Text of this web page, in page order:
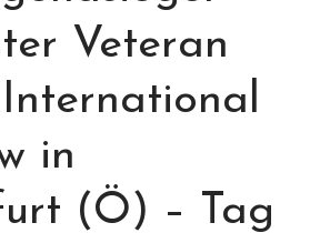
Hundepension
Über mich
Hundevermittlung
Blog
Veteran
in
(Ö) – Tag